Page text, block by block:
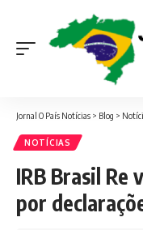
Jornal O País Notícias > Blog >
NOTÍCIAS
IRB Brasil Re
por